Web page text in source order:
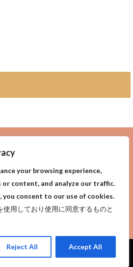
your browsing experience,
or content, and analyze our traffic.
you consent to our use of cookies.
用しており使用に同意するものと
Reject All Accept All
of site サイトの目的
一詳しい今日は何の日【今日なん？】
Rights Reserved.